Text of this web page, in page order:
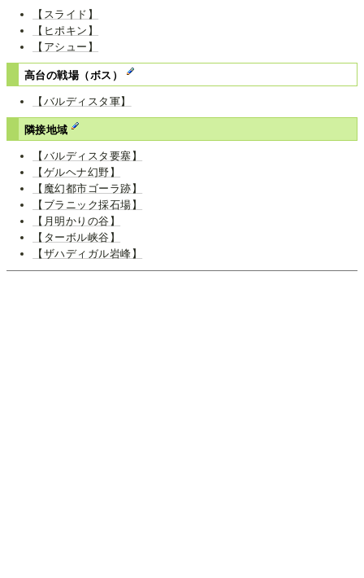
【スライド】
【ヒポキン】
【アシュー】
高台の戦場（ボス）
【バルディスタ軍】
隣接地域
【バルディスタ要塞】
【ゲルヘナ幻野】
【魔幻都市ゴーラ跡】
【ブラニック採石場】
【月明かりの谷】
【ターボル峡谷】
【ザハディガル岩峰】